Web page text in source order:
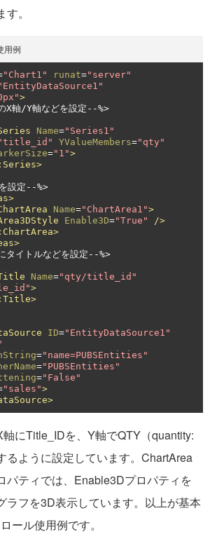
。
用例
"Chart1" runat="server"
>
X軸/Y軸などを設定--%>
Name="Series1"
YValueMembers="qty"
="1">
設定--%>
Name="ChartArea1">
Enable3D="True"
/>
タイトルなどを設定--%>
Name="qty/title_id"
>
ID="EntityDataSource1"
="name=PUBSEntities"
="PUBSEntities"
="False"
"sales">
にTitle_IDを、Y軸でQTY（quantity:
るように設定しています。ChartArea
パティでは、Enable3Dプロパティを
ラフを3D表示しています。以上が基本
ール使用例です。